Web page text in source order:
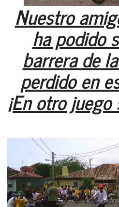
Nuestro
ha podido
barrera de
perdido en
¡En otro